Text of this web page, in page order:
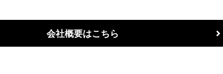
会社概要はこちら